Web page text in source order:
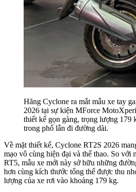
Hãng Cyclone ra mắt mẫu xe tay
2026 tại sự kiện MForce
thiết kế gọn gàng, trọng lượng 179
trong phố lẫn đi đường dài.
Về mặt thiết kế, Cyclone RT2S 2026
mạo vô cùng hiện đại và thể thao. So với
RT5, mẫu xe mới này sở hữu những
hơn cùng kích thước tổng thể được thu
lượng của xe rơi vào khoảng 179 kg.